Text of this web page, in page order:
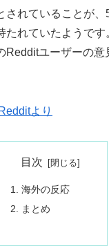
されていることが、
たれていたようで
Redditユーザーの意
より
目次
海外の反応
まとめ